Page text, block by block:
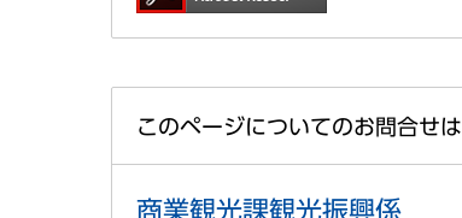
このページについてのお問合せは
商業観光課観光振興係